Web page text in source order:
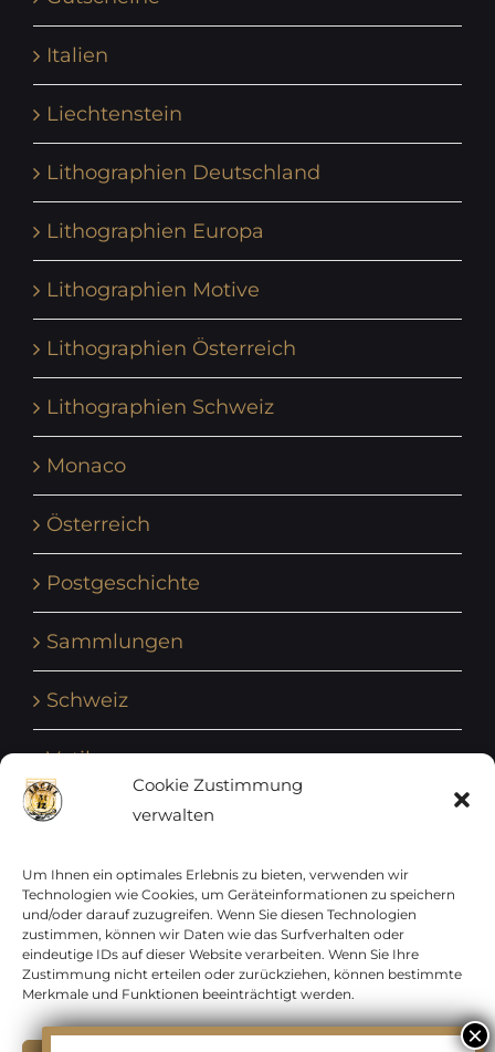
Cookie Zustimmung
verwalten
Um Ihnen ein optimales Erlebnis zu bieten, verwenden wir
Technologien wie Cookies, um Geräteinformationen zu speichern
und/oder darauf zuzugreifen. Wenn Sie diesen Technologien
zustimmen, können wir Daten wie das Surfverhalten oder
eindeutige IDs auf dieser Website verarbeiten. Wenn Sie Ihre
Zustimmung nicht erteilen oder zurückziehen, können bestimmte
Merkmale und Funktionen beeinträchtigt werden.
Italien
Liechtenstein
Lithographien Deutschland
Lithographien Europa
Lithographien Motive
Lithographien Österreich
Lithographien Schweiz
Monaco
Österreich
Postgeschichte
Sammlungen
Schweiz
Vatikan
Vereinte Nationen
Vorphilatelie
Zensurbelege Österreich
Zensurbelege Schweiz